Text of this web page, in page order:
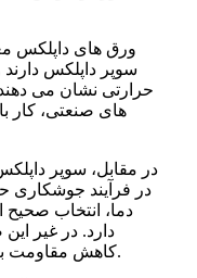
ورق های داپلکس
سوپر داپلکس
حرارتی نشان می
های صنعتی، کار
در مقابل، سوپر
در فرآیند جوشکاری
دما، انتخاب صحیح
دارد. در غیر
کاهش مقاومت به خوردگی در محل جوش ایجاد شود.